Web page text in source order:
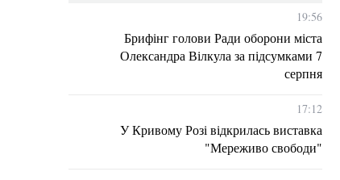
19:56
Брифінг голови Ради оборони міста
Олександра Вілкула за підсумками 7
серпня
17:12
У Кривому Розі відкрилась виставка
"Мереживо свободи"